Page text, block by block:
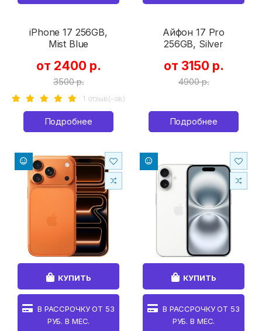
iPhone 17 256GB,
Mist Blue
от 2400 р.
3500 р.
1 отзыв(-ов)
Подробнее
Айфон 17 Pro
256GB, Silver
от 3150 р.
4900 р.
Подробнее
КУПИТЬ
В РАССРОЧКУ ОТ 53
РУБ. В МЕС.
КУПИТЬ
В РАССРОЧКУ ОТ 53
РУБ. В МЕС.